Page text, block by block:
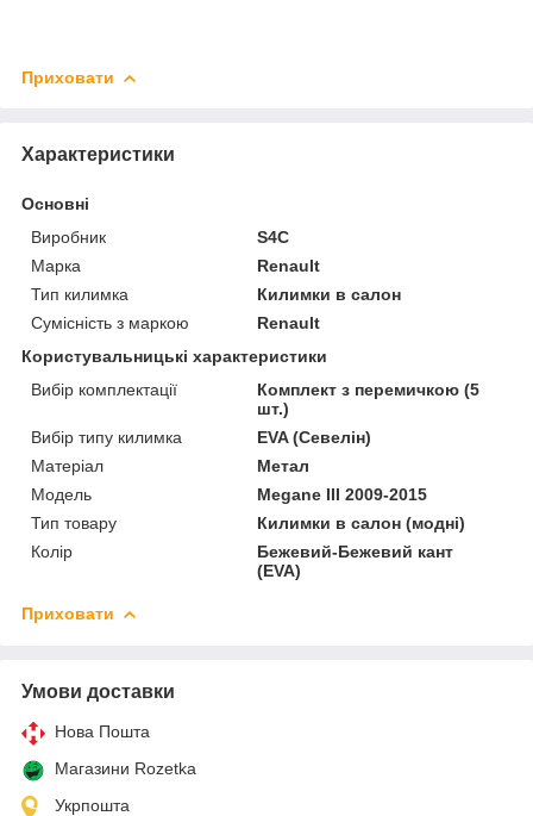
Приховати
Характеристики
Основні
Виробник
S4C
Марка
Renault
Тип килимка
Килимки в салон
Сумісність з маркою
Renault
Користувальницькі характеристики
Вибір комплектації
Комплект з перемичкою (5
шт.)
Вибір типу килимка
EVA (Севелін)
Матеріал
Метал
Мoдель
Megane III 2009-2015
Тип товару
Килимки в салон (модні)
Колір
Бежевий-Бежевий кант
(EVA)
Приховати
Умови доставки
Нова Пошта
Магазини Rozetka
Укрпошта